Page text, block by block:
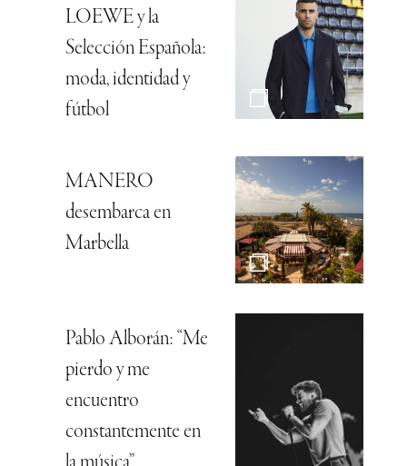
LOEWE y la
Selección Española:
moda, identidad y
fútbol
MANERO
desembarca en
Marbella
Pablo Alborán: “Me
pierdo y me
encuentro
constantemente en